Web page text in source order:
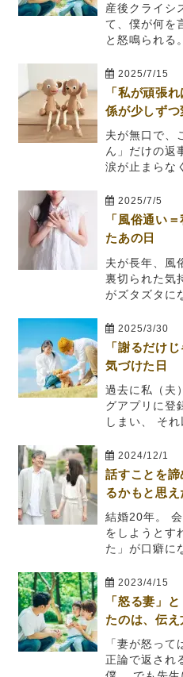
産後クライシ
て、僕が何を
と怒鳴られる
2025/7/15
「私が頑張
係が少しずつ
夫が無口で、
ん」だけの返
涙が止まらな
2025/7/5
「風俗通い
たあの日
夫が長年、風
裏切られた気
がズタズタに
2025/3/30
「謝るだけ
気づけた日
過去に私（夫
グアプリに登
しまい、 そ
2024/12/1
話すことを
るかもと思え
結婚20年。
をしようとす
た」が口癖に
2023/4/15
「怒る妻」
たのは、伝え
「妻が怒っ
正論で返され